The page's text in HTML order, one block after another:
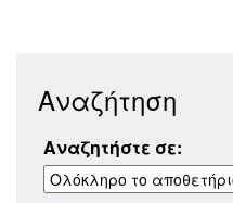
Αναζήτηση
Αναζητήστε σε: